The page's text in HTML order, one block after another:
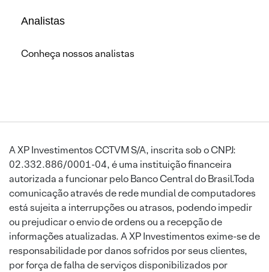
Analistas
Conheça nossos analistas
A XP Investimentos CCTVM S/A, inscrita sob o CNPJ:
02.332.886/0001-04, é uma instituição financeira
autorizada a funcionar pelo Banco Central do Brasil.Toda
comunicação através de rede mundial de computadores
está sujeita a interrupções ou atrasos, podendo impedir
ou prejudicar o envio de ordens ou a recepção de
informações atualizadas. A XP Investimentos exime-se de
responsabilidade por danos sofridos por seus clientes,
por força de falha de serviços disponibilizados por